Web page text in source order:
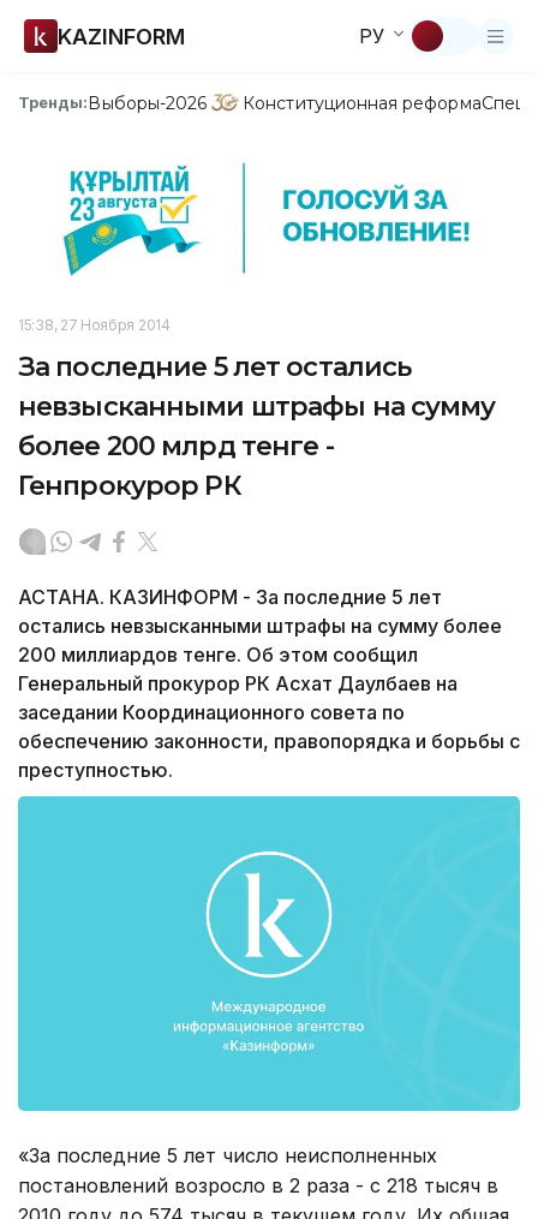
KAZINFORM РУ
Тренды:Выборы-2026 Конституционная реформа
15:38, 27 Ноября 2014
За последние 5 лет остались
невзысканными штрафы на сумму
более 200 млрд тенге -
Генпрокурор РК
АСТАНА. КАЗИНФОРМ - За последние 5 лет
остались невзысканными штрафы на сумму более
200 миллиардов тенге. Об этом сообщил
Генеральный прокурор РК Асхат Даулбаев на
заседании Координационного совета по
обеспечению законности, правопорядка и борьбы с
преступностью.
«За последние 5 лет число неисполненных
постановлений возросло в 2 раза - с 218 тысяч в